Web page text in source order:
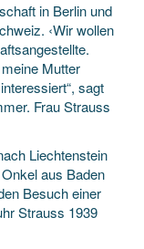
in Berlin und
‹Wir wollen
Mutter
sagt
Frau Strauss
Liechtenstein
aus Baden
Besuch einer
Strauss 1939